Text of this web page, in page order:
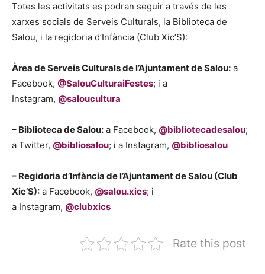
Totes les activitats es podran seguir a través de les
xarxes socials de Serveis Culturals, la Biblioteca de
Salou, i la regidoria d’Infància (Club Xic’S):
Àrea de Serveis Culturals de l’Ajuntament de Salou: a
Facebook, @SalouCulturaiFestes; i a
Instagram, @saloucultura
– Biblioteca de Salou: a Facebook, @bibliotecadesalou;
a Twitter, @bibliosalou; i a Instagram, @bibliosalou
– Regidoria d’Infància de l’Ajuntament de Salou (Club
Xic’S): a Facebook, @salou.xics; i
a Instagram, @clubxics
Rate this post